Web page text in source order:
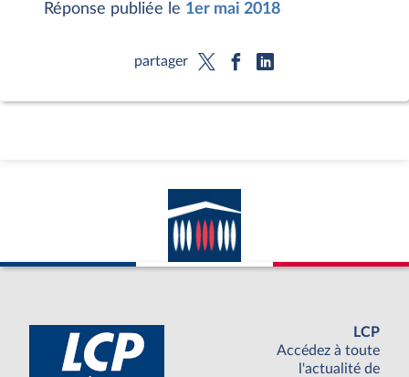
Réponse publiée le 1er mai 2018
partager
LCP
Accédez à toute
l'actualité de